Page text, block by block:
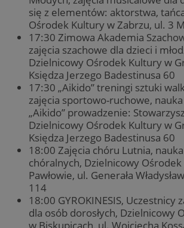
się z elementów: aktorstwa,
Ośrodek Kultury w Zabrzu, ul. 3
17:30 Zimowa Akademia
zajęcia szachowe dla dzieci i
Dzielnicowy Ośrodek Kultury w
Księdza Jerzego Badestinusa 60
17:30 „Aikido” treningi sztuki
zajęcia sportowo-ruchowe,
„Aikido” prowadzenie:
Dzielnicowy Ośrodek Kultury w
Księdza Jerzego Badestinusa 60
18:00 Zajęcia chóru Lutnia,
chóralnych, Dzielnicowy
Pawłowie, ul. Generała
114
18:00 GYROKINESIS, Uczestnicy
dla osób dorosłych, Dzielnicowy